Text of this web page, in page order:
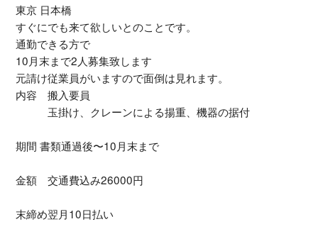
東京 日本橋
すぐにでも来て欲しいとのことです。
通勤できる方で
10月末まで2人募集致します
元請け従業員がいますので面倒は見れます。
内容 搬入要員
玉掛け、クレーンによる揚重、機器の据付
期間 書類通過後〜10月末まで
金額 交通費込み26000円
末締め翌月10日払い